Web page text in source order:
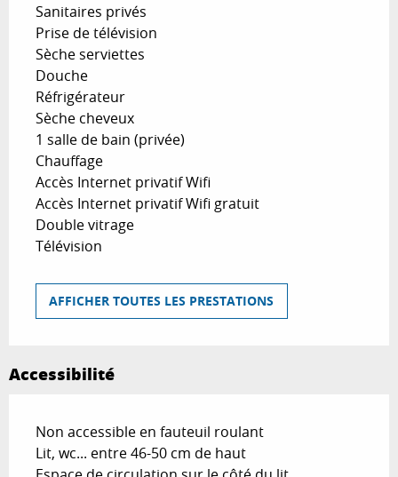
Sanitaires privés
Prise de télévision
Sèche serviettes
Douche
Réfrigérateur
Sèche cheveux
1 salle de bain (privée)
Chauffage
Accès Internet privatif Wifi
Accès Internet privatif Wifi gratuit
Double vitrage
Télévision
AFFICHER TOUTES LES PRESTATIONS
Accessibilité
Non accessible en fauteuil roulant
Lit, wc... entre 46-50 cm de haut